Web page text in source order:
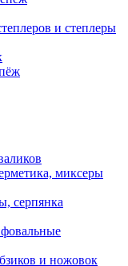
и степлеры
миксеры
серпянка
и ножовок